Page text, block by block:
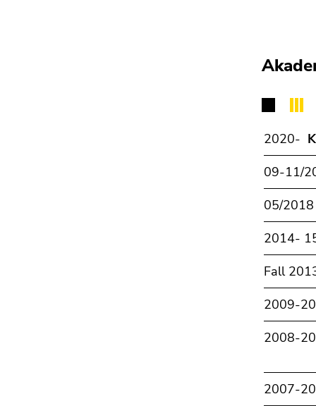
2020-
09-11/
05/2018
2014-
Fall
2009-
2008-
2007-